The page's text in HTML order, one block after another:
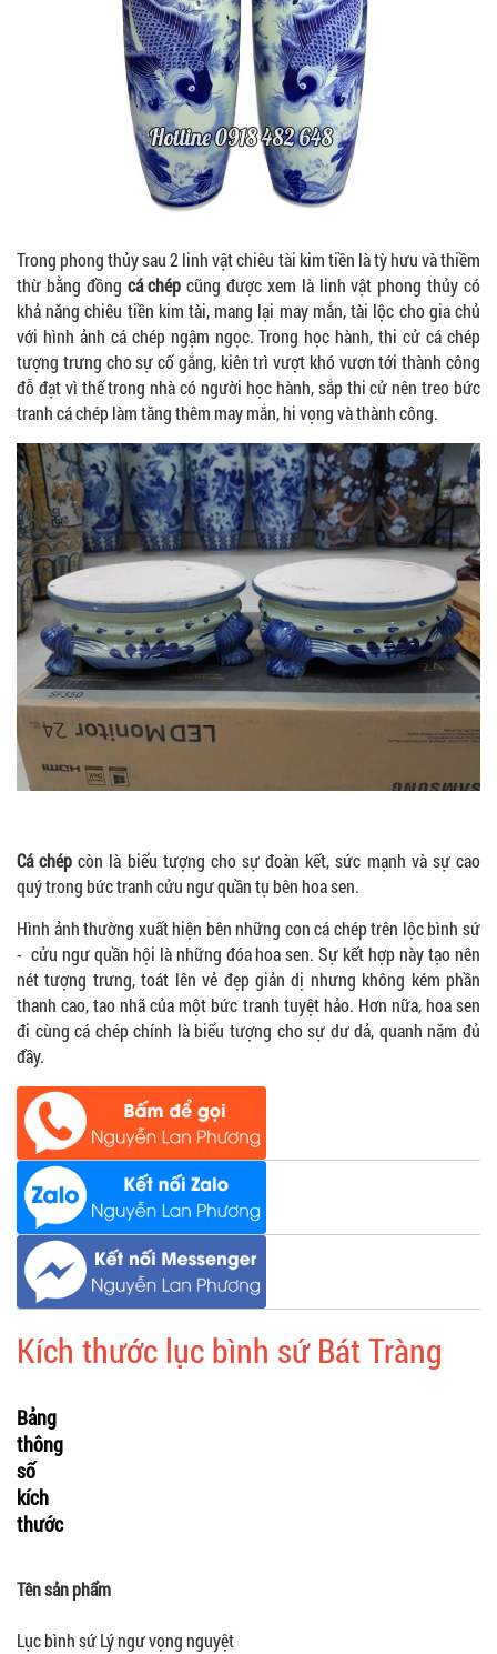
Trong phong thủy sau 2 linh vật chiêu tài kim tiền là tỳ hưu và thiềm
thừ bằng đồng cá chép cũng được xem là linh vật phong thủy có
khả năng chiêu tiền kim tài, mang lại may mắn, tài lộc cho gia chủ
với hình ảnh cá chép ngậm ngọc. Trong học hành, thi cử cá chép
tượng trưng cho sự cố gắng, kiên trì vượt khó vươn tới thành công
đỗ đạt vì thế trong nhà có người học hành, sắp thi cử nên treo bức
tranh cá chép làm tăng thêm may mắn, hi vọng và thành công.
Cá chép còn là biểu tượng cho sự đoàn kết, sức mạnh và sự cao
quý trong bức tranh cửu ngư quần tụ bên hoa sen.
Hình ảnh thường xuất hiện bên những con cá chép trên lộc bình sứ
- cửu ngư quần hội là những đóa hoa sen. Sự kết hợp này tạo nên
nét tượng trưng, toát lên vẻ đẹp giản dị nhưng không kém phần
thanh cao, tao nhã của một bức tranh tuyệt hảo. Hơn nữa, hoa sen
đi cùng cá chép chính là biểu tượng cho sự dư dả, quanh năm đủ
đầy.
Kích thước lục bình sứ Bát Tràng
Bảng
thông
số
kích
thước
Tên sản phẩm
Lục bình sứ Lý ngư vọng nguyệt